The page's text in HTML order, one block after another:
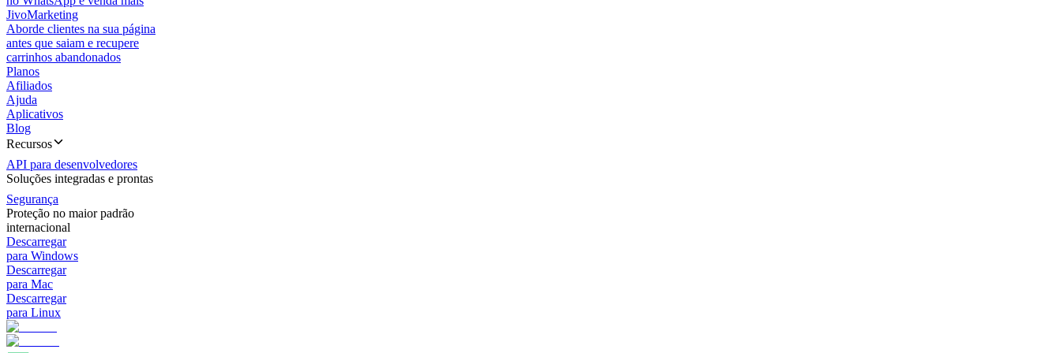
JivoMarketing
Aborde clientes na sua página
antes que saiam e recupere
carrinhos abandonados
Planos
Afiliados
Ajuda
Aplicativos
Blog
Recursos
API para desenvolvedores
Soluções integradas e prontas
Segurança
Proteção no maior padrão
internacional
Descarregar
para Windows
Descarregar
para Mac
Descarregar
para Linux